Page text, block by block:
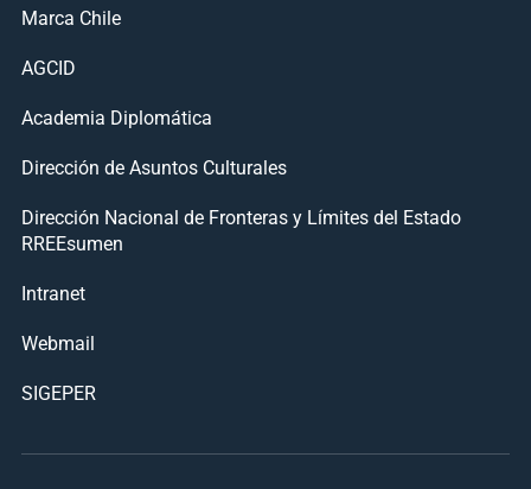
Marca Chile
AGCID
Academia Diplomática
Dirección de Asuntos Culturales
Dirección Nacional de Fronteras y Límites del Estado
RREEsumen
Intranet
Webmail
SIGEPER